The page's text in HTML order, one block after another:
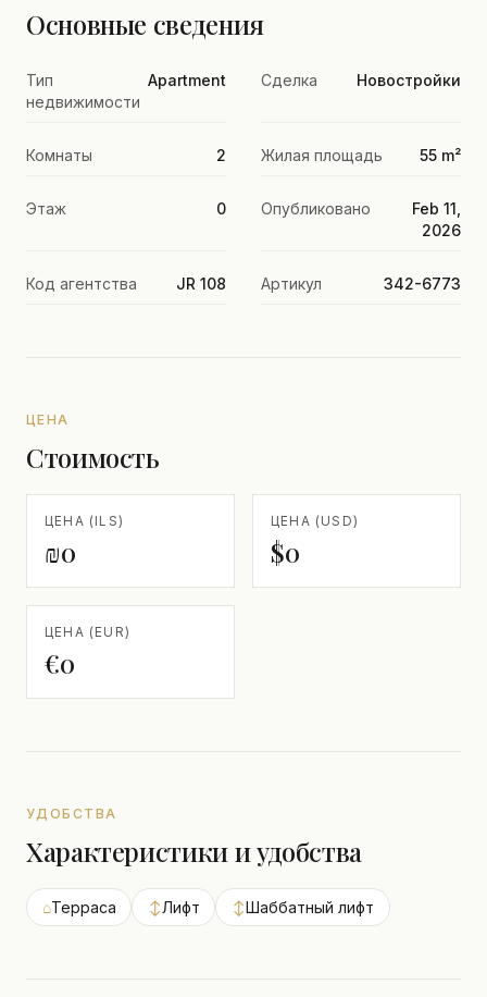
Основные сведения
Тип
недвижимости
Apartment Сделка Новостройки
Комнаты 2 Жилая площадь 55 m²
Этаж 0 Опубликовано
Feb 11,
2026
Код агентства JR 108 Артикул 342-6773
ЦЕНА
Стоимость
ЦЕНА (ILS)
₪0
ЦЕНА (USD)
$0
ЦЕНА (EUR)
€0
УДОБСТВА
Характеристики и удобства
⌂Терраса ↕Лифт ↕Шаббатный лифт